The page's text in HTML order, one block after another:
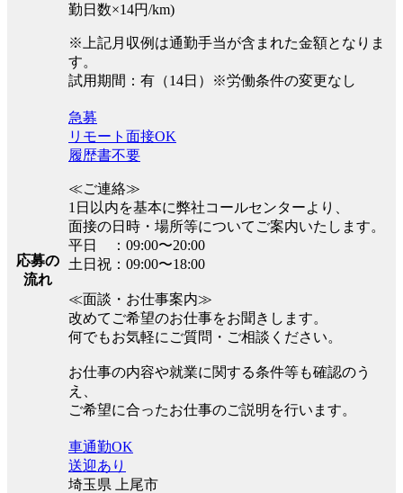
勤日数×14円/km)
※上記月収例は通勤手当が含まれた金額となりま
す。
試用期間：有（14日）※労働条件の変更なし
応募の
流れ
急募
リモート面接OK
履歴書不要
≪ご連絡≫
1日以内を基本に弊社コールセンターより、
面接の日時・場所等についてご案内いたします。
平日 ：09:00〜20:00
土日祝：09:00〜18:00
≪面談・お仕事案内≫
改めてご希望のお仕事をお聞きします。
何でもお気軽にご質問・ご相談ください。
お仕事の内容や就業に関する条件等も確認のう
え、
ご希望に合ったお仕事のご説明を行います。
車通勤OK
送迎あり
埼玉県 上尾市